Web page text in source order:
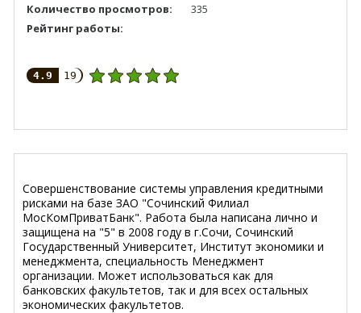
Количество просмотров:
335
Рейтинг работы:
4.9 19
Совершенствование системы управления кредитными
рисками на базе ЗАО "Сочинский Филиал
МосКомПриватБанк". Работа была написана лично и
защищена на "5" в 2008 году в г.Сочи, Сочинский
Государственный Университет, Институт экономики и
менеджмента, специальность Менеджмент
организации. Может использоваться как для
банковских факультетов, так и для всех остальных
экономических факультетов.